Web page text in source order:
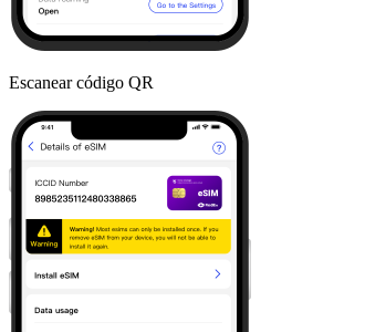
Escanear código QR